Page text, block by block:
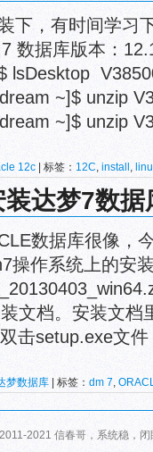
下，有时间学习
数据库版本：
lsDesktop
~]$ unzip
~]$ unzip
12c | 标签： 12C, install ,
达梦7数据
数据库很像，
操作系统上的安
文档。安装文档
击setup.exe文
梦数据库 | 标签： dm 7,
2021 信春哥，系统稳，